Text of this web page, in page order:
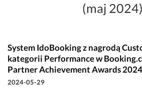
(maj 2024)
System IdoBooking z nagrodą
kategorii Performance w
Partner Achievement Awards 2024
2024-05-29